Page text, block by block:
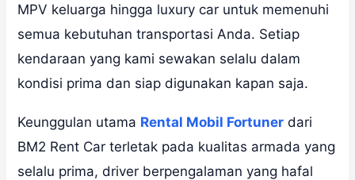
MPV keluarga hingga luxury car untuk memenuhi
semua kebutuhan transportasi Anda. Setiap
kendaraan yang kami sewakan selalu dalam
kondisi prima dan siap digunakan kapan saja.
Keunggulan utama Rental Mobil Fortuner dari
BM2 Rent Car terletak pada kualitas armada yang
selalu prima, driver berpengalaman yang hafal